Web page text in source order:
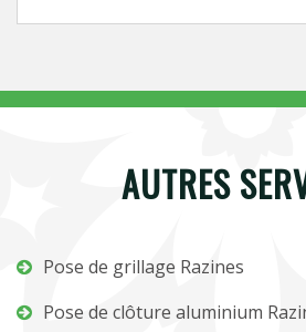
AUTRES
Pose de grillage Razines
Pose de clôture aluminium